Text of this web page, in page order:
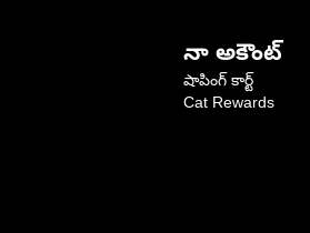
నా అకౌంట్
షాపింగ్ కార్ట్
Cat Rewards